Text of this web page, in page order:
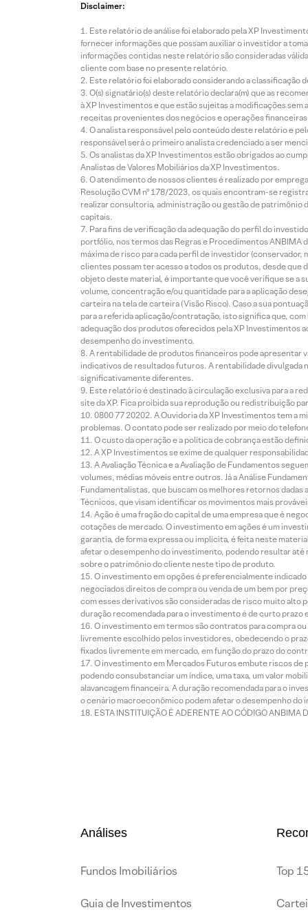
Disclaimer:
Este relatório de análise foi elaborado pela XP
fornecer informações que possam auxiliar o investidor a
informações contidas neste relatório são consideradas
cliente com base no presente relatório.
Este relatório foi elaborado considerando a classificação
O(s) signatário(s) deste relatório declara(m) que as
à XP Investimentos e que estão sujeitas a modificações
receitas provenientes dos negócios e operações
O analista responsável pelo conteúdo deste relatório e
responsável será o primeiro analista credenciado a ser
Os analistas da XP Investimentos estão obrigados ao
Analistas de Valores Mobiliários da XP Investimentos.
O atendimento de nossos clientes é realizado por
Resolução CVM nº 178/2023, os quais encontram-se
realizar consultoria, administração ou gestão de patrimônio
capitais.
Para fins de verificação da adequação do perfil do
portfólio, nos termos das Regras e Procedimentos
máxima de risco para cada perfil de investidor
clientes possam ter acesso a todos os produtos, desde que
objeto deste material, é importante que você verifique se a
volume, concentração e/ou quantidade para a aplicação
carteira na tela de carteira (Visão Risco). Caso a sua
para a referida aplicação/contratação, isto significa que,
adequação dos produtos oferecidos pela XP Investimentos
desempenho do investimento.
A rentabilidade de produtos financeiros pode apresentar
indicativos de resultados futuros. A rentabilidade divulgada
significativamente diferentes.
Este relatório é destinado à circulação exclusiva para a
site da XP. Fica proibida sua reprodução ou redistribuição
0800 77 20202. A Ouvidoria da XP Investimentos tem a
problemas. O contato pode ser realizado por meio do
O custo da operação e a política de cobrança estão
A XP Investimentos se exime de qualquer
A Avaliação Técnica e a Avaliação de Fundamentos
volumes, médias móveis entre outros. Já a Análise
Fundamentalistas, que buscam os melhores retornos
Técnicos, que visam identificar os movimentos mais
Ação é uma fração do capital de uma empresa que é
cotações de mercado. O investimento em ações é um
garantia, de forma expressa ou implícita, é feita neste
afetar o desempenho do investimento, podendo resultar
sobre o patrimônio do cliente neste tipo de produto.
O investimento em opções é preferencialmente
negociados direitos de compra ou venda de um bem por
com esses derivativos são consideradas de risco muito alto
duração recomendada para o investimento é de curto
O investimento em termos são contratos para compra
livremente escolhido pelos investidores, obedecendo o
fixados livremente em mercado, em função do prazo do
O investimento em Mercados Futuros embute riscos
podendo consubstanciar um índice, uma taxa, um valor
alavancagem financeira. A duração recomendada para o
o cenário macroeconômico podem afetar o desempenho do
ESTA INSTITUIÇÃO É ADERENTE AO CÓDIGO ANBIMA
Análises
Fundos Imobiliários
Guia de Investimentos
Top